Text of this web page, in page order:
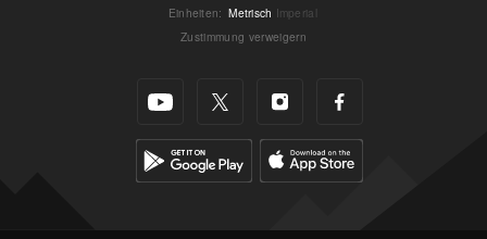
Einheiten: Metrisch Imperial
Zustimmung verweigern